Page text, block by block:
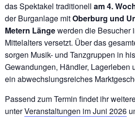
das Spektakel traditionell am 4.
der Burganlage mitOberburg und
Metern Längewerden die Besucher
Mittelalters versetzt. Über das
sorgen Musik- und Tanzgruppen in
Gewandungen, Händler, Lagerleben
ein abwechslungsreiches
Passend zum Termin findet ihr
unterVeranstaltungen im Juni 2026